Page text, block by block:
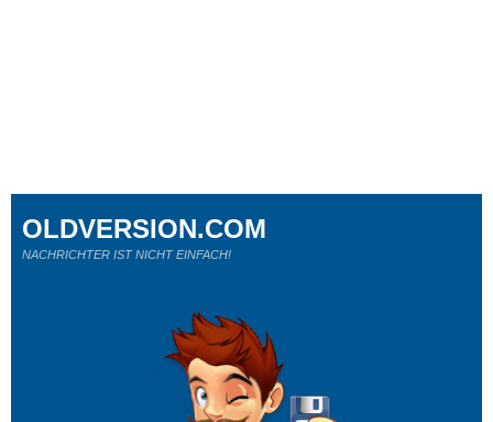
OLDVERSION.COM
NACHRICHTER IST NICHT EINFACH!